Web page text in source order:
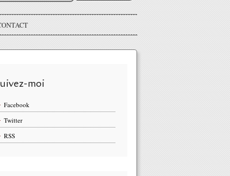
moi
Facebook
Twitter
RSS